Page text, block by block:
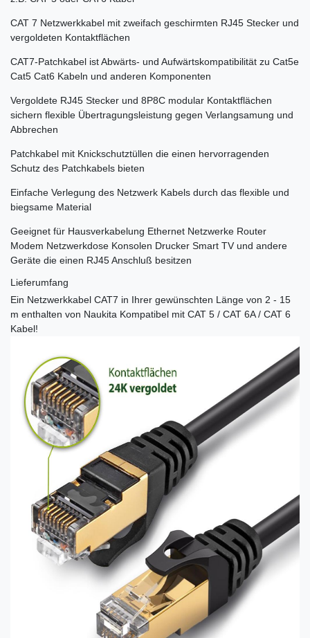
CAT 7 Netzwerkkabel mit zweifach geschirmten RJ45 Stecker und
vergoldeten Kontaktflächen
CAT7-Patchkabel ist Abwärts- und Aufwärtskompatibilität zu Cat5e
Cat5 Cat6 Kabeln und anderen Komponenten
Vergoldete RJ45 Stecker und 8P8C modular Kontaktflächen
sichern flexible Übertragungsleistung gegen Verlangsamung und
Abbrechen
Patchkabel mit Knickschutztüllen die einen hervorragenden
Schutz des Patchkabels bieten
Einfache Verlegung des Netzwerk Kabels durch das flexible und
biegsame Material
Geeignet für Hausverkabelung Ethernet Netzwerke Router
Modem Netzwerkdose Konsolen Drucker Smart TV und andere
Geräte die einen RJ45 Anschluß besitzen
Lieferumfang
Ein Netzwerkkabel CAT7 in Ihrer gewünschten Länge von 2 - 15
m enthalten von Naukita Kompatibel mit CAT 5 / CAT 6A / CAT 6
Kabel!